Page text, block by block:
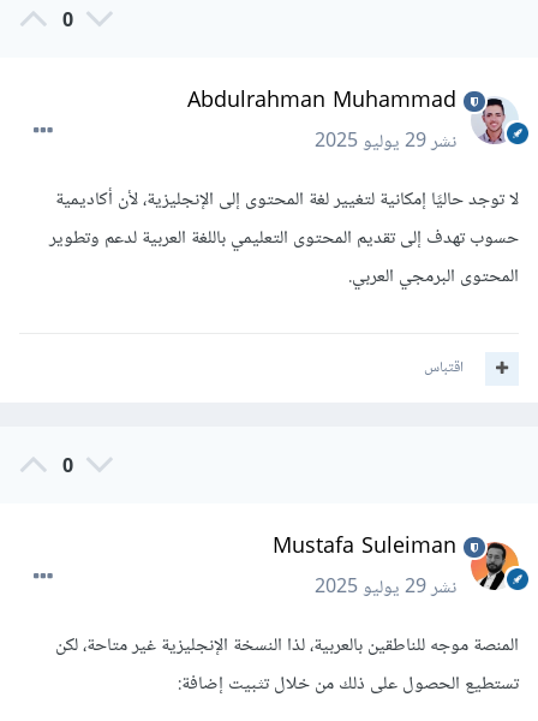
0
Abdulrahman Muhammad
نشر29 يوليو 2025
لا توجد حاليًا إمكانية لتغيير لغة المحتوى إلى الإنجليزية، لأن أكاديمية
حسوب تهدف إلى تقديم المحتوى التعليمي باللغة العربية لدعم وتطوير
المحتوى البرمجي العربي.
اقتباس
0
Mustafa Suleiman
نشر29 يوليو 2025
المنصة موجه للناطقين بالعربية، لذا النسخة الإنجليزية غير متاحة، لكن
تستطيع الحصول على ذلك من خلال تثبيت إضافة: